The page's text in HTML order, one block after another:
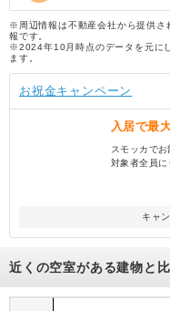
※周辺情報は不動産会社から提供さ
報です。
※2024年10月時点のデータを元に
ます。
お祝金キャンペーン
入居で最
スモッカでお
対象者全員に
キャ
近くの空室がある建物と